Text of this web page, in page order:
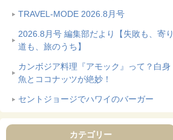
TRAVEL-MODE 2026.8月号
2026.8月号 編集部だより【失敗も、寄り
道も、旅のうち】
カンボジア料理『アモック』って？白身
魚とココナッツが絶妙！
セントジョージでハワイのバーガー
カテゴリー